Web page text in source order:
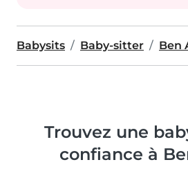
Babysits Baby-sitter Ben
Trouvez une
confiance à